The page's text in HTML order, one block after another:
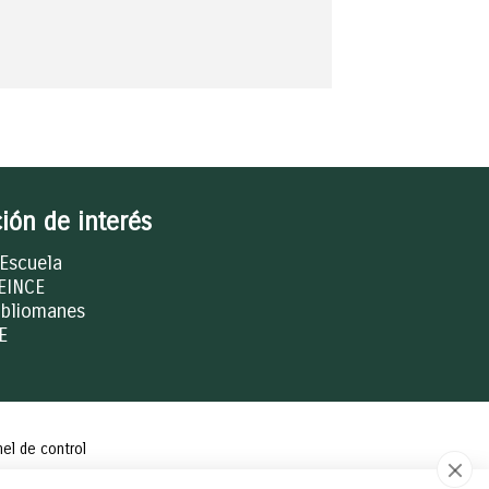
de interés
de control